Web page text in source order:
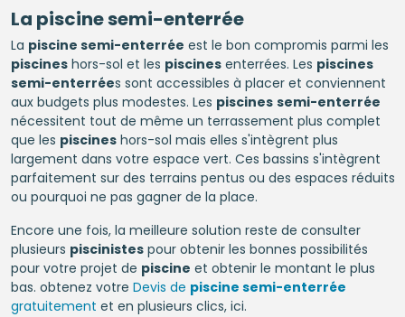
La piscine semi-enterrée
La piscine semi-enterrée est le bon compromis parmi les
piscineshors-sol et les piscinesenterrées. Les piscines
semi-enterrées sont accessibles à placer et conviennent
aux budgets plus modestes. Les piscines semi-enterrée
nécessitent tout de même un terrassement plus complet
que les piscineshors-sol mais elles s'intègrent plus
largement dans votre espace vert. Ces bassins s'intègrent
parfaitement sur des terrains pentus ou des espaces réduits
ou pourquoi ne pas gagner de la place.
Encore une fois, la meilleure solution reste de consulter
plusieurs piscinistespour obtenir les bonnes possibilités
pour votre projet de piscine et obtenir le montant le plus
bas. obtenez votre Devis de piscine semi-enterrée
gratuitement et en plusieurs clics, ici.